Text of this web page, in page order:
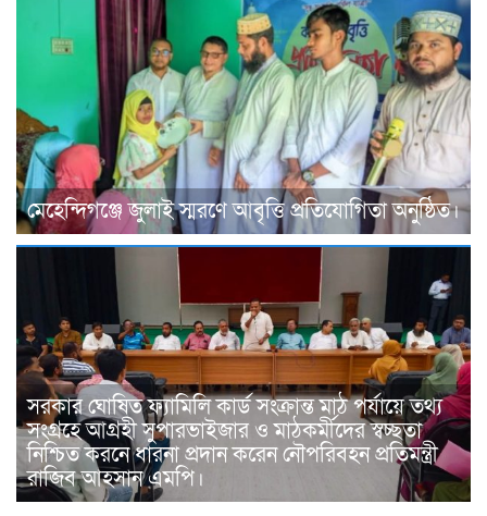
মেহেন্দিগঞ্জে জুলাই স্মরণে আবৃত্তি প্রতিযোগিতা অনুষ্ঠিত।
সরকার ঘোষিত ফ্যামিলি কার্ড সংক্রান্ত মাঠ পর্যায়ে তথ্য
সংগ্রহে আগ্রহী সুপারভাইজার ও মাঠকর্মীদের স্বচ্ছতা
নিশ্চিত করনে ধারনা প্রদান করেন নৌপরিবহন প্রতিমন্ত্রী
রাজিব আহসান এমপি।